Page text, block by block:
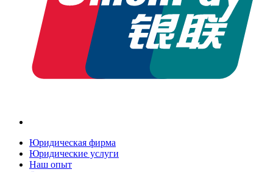
Юридическая фирма
Юридические услуги
Наш опыт